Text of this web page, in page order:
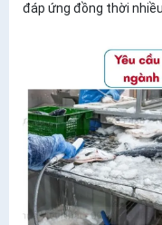
đáp ứng đồng thời